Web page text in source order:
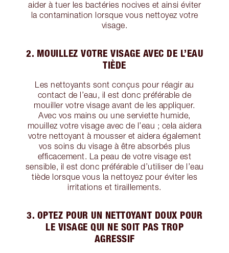
aider à tuer les bactéries nocives et ainsi éviter
la contamination lorsque vous nettoyez votre
visage.
2. MOUILLEZ VOTRE VISAGE AVEC DE L’EAU
TIÈDE
Les nettoyants sont conçus pour réagir au
contact de l’eau, il est donc préférable de
mouiller votre visage avant de les appliquer.
Avec vos mains ou une serviette humide,
mouillez votre visage avec de l’eau ; cela aidera
votre nettoyant à mousser et aidera également
vos soins du visage à être absorbés plus
efficacement. La peau de votre visage est
sensible, il est donc préférable d’utiliser de l’eau
tiède lorsque vous la nettoyez pour éviter les
irritations et tiraillements.
3. OPTEZ POUR UN NETTOYANT DOUX POUR
LE VISAGE QUI NE SOIT PAS TROP
AGRESSIF